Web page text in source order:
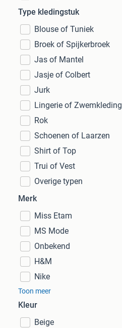
Type kledingstuk
Blouse of Tuniek
Broek of Spijkerbroek
Jas of Mantel
Jasje of Colbert
Jurk
Lingerie of Zwemkleding
Rok
Schoenen of Laarzen
Shirt of Top
Trui of Vest
Overige typen
Merk
Miss Etam
MS Mode
Onbekend
H&M
Nike
Toon meer
Kleur
Beige